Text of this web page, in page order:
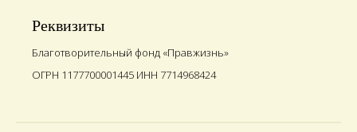
Реквизиты
Благотворительный фонд «Правжизнь»
ОГРН 1177700001445 ИНН 7714968424